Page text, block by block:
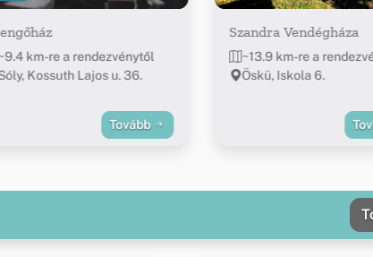
km-re a rendezvénytől
Kossuth Lajos u. 36.
Tovább
Szandra Vendégháza
~13.9 km-re a
Öskü, Iskola 6.